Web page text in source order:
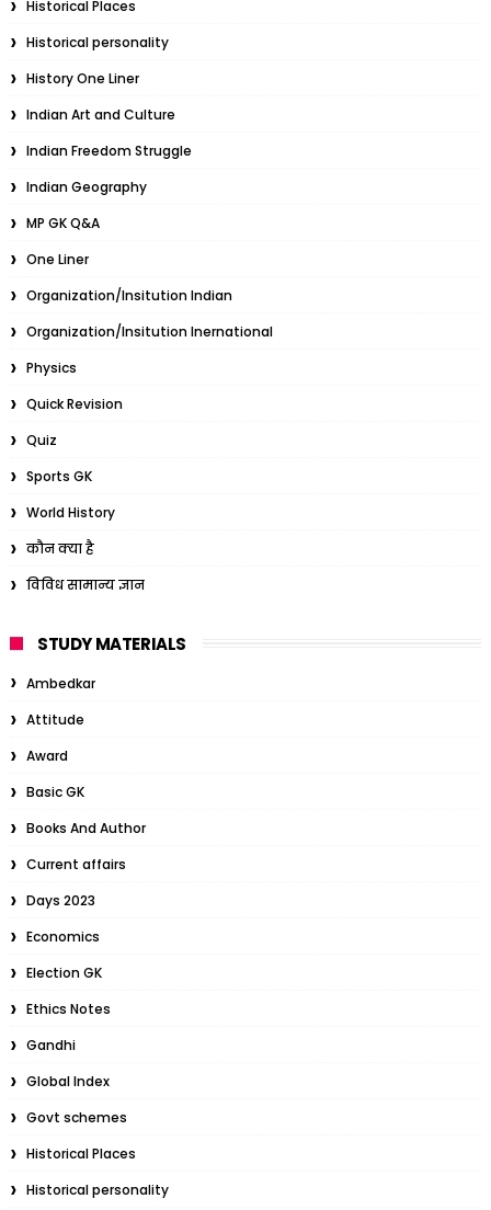
Historical Places
Historical personality
History One Liner
Indian Art and Culture
Indian Freedom Struggle
Indian Geography
MP GK Q&A
One Liner
Organization/Insitution Indian
Organization/Insitution Inernational
Physics
Quick Revision
Quiz
Sports GK
World History
कौन क्या है
विविध सामान्य ज्ञान
STUDY MATERIALS
Ambedkar
Attitude
Award
Basic GK
Books And Author
Current affairs
Days 2023
Economics
Election GK
Ethics Notes
Gandhi
Global Index
Govt schemes
Historical Places
Historical personality